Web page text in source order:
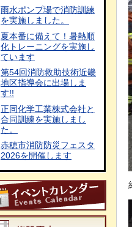
雨水ポンプ場で消防訓練
を実施しました。
夏本番に備えて！暑熱順
化トレーニングを実施し
ています
第54回消防救助技術近畿
地区指導会に出場しま
す!!
正同化学工業株式会社と
合同訓練を実施しまし
た。
赤穂市消防防災フェスタ
2026を開催します